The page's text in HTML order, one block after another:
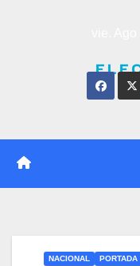
NACIONAL PORTADA